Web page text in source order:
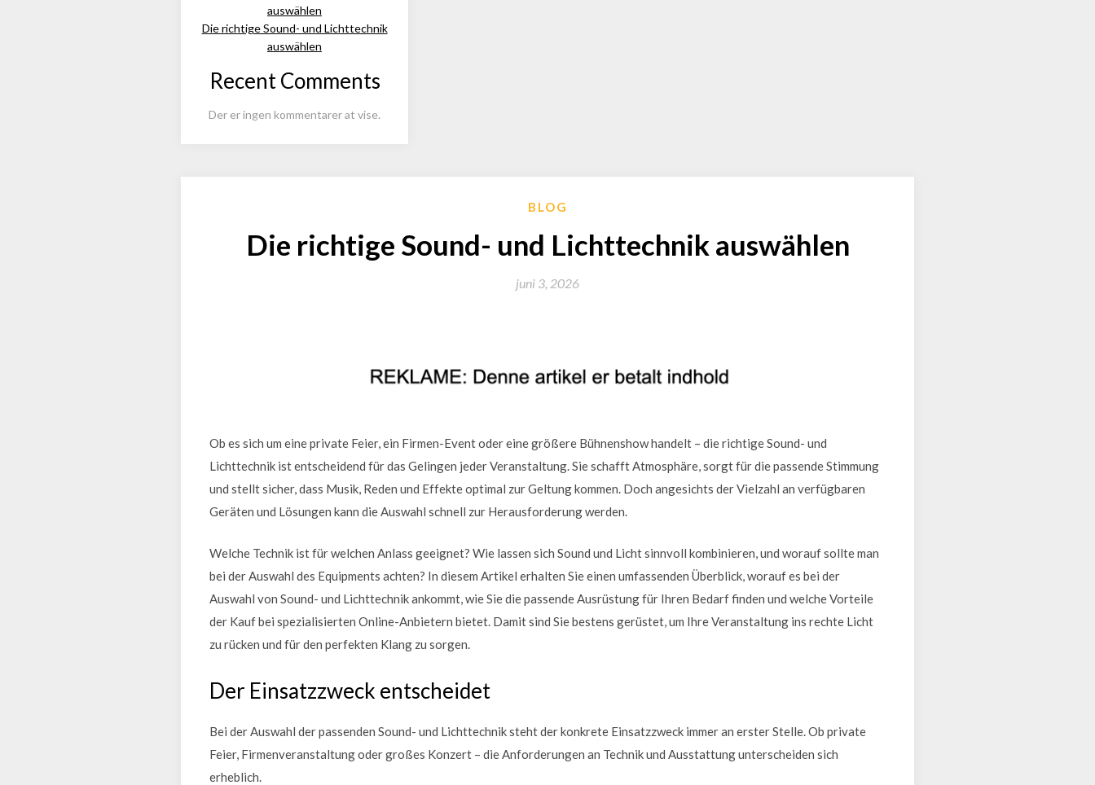
auswählen
Die richtige Sound- und Lichttechnik
auswählen
Recent Comments
Der er ingen kommentarer at vise.
BLOG
Die richtige Sound- und Lichttechnik auswählen
juni 3, 2026
Ob es sich um eine private Feier, ein Firmen-Event oder eine größere Bühnenshow handelt – die richtige Sound- und
Lichttechnik ist entscheidend für das Gelingen jeder Veranstaltung. Sie schafft Atmosphäre, sorgt für die passende Stimmung
und stellt sicher, dass Musik, Reden und Effekte optimal zur Geltung kommen. Doch angesichts der Vielzahl an verfügbaren
Geräten und Lösungen kann die Auswahl schnell zur Herausforderung werden.
Welche Technik ist für welchen Anlass geeignet? Wie lassen sich Sound und Licht sinnvoll kombinieren, und worauf sollte man
bei der Auswahl des Equipments achten? In diesem Artikel erhalten Sie einen umfassenden Überblick, worauf es bei der
Auswahl von Sound- und Lichttechnik ankommt, wie Sie die passende Ausrüstung für Ihren Bedarf finden und welche Vorteile
der Kauf bei spezialisierten Online-Anbietern bietet. Damit sind Sie bestens gerüstet, um Ihre Veranstaltung ins rechte Licht
zu rücken und für den perfekten Klang zu sorgen.
Der Einsatzzweck entscheidet
Bei der Auswahl der passenden Sound- und Lichttechnik steht der konkrete Einsatzzweck immer an erster Stelle. Ob private
Feier, Firmenveranstaltung oder großes Konzert – die Anforderungen an Technik und Ausstattung unterscheiden sich
erheblich.